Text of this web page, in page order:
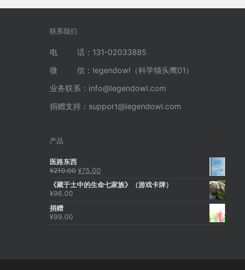
导
联系我们
电 话：131-02033885
微 信：legendowl（科学猫头鹰01）
业务联系： info@legendowl.com
捐赠支持： support@legendowl.com
产品
医路东西
¥210.00 原
为：
¥75.00
价
《藏于土中的生命七家族》（游戏卡牌）
¥96.00
捐赠
¥99.00